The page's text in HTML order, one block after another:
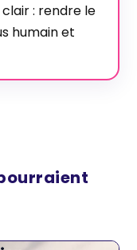
: rendre le
humain et